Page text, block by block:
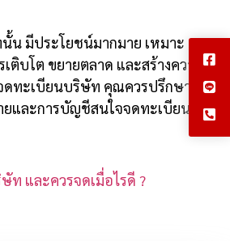
น มีประโยชน์มากมาย เหมาะ
ติบโต ขยายตลาด และสร้างความน่า
ทะเบียนบริษัท คุณควรปรึกษาผู้
และการบัญชีสนใจจดทะเบียน
ท และควรจดเมื่อไรดี ?